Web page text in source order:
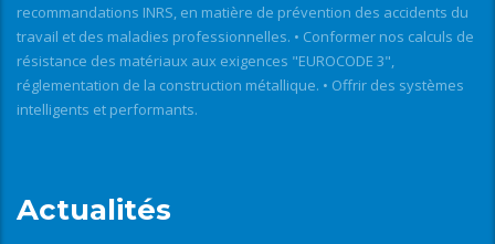
recommandations INRS, en matière de prévention des accidents du
travail et des maladies professionnelles. • Conformer nos calculs de
résistance des matériaux aux exigences "EUROCODE 3",
réglementation de la construction métallique. • Offrir des systèmes
intelligents et performants.
Actualités